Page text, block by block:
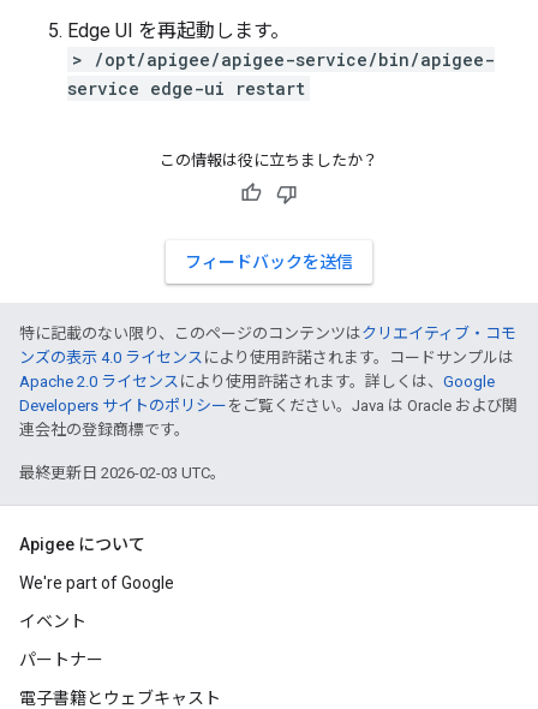
Edge UI を再起動します。
> /opt/apigee/apigee-service/bin/apigee-
service edge-ui restart
この情報は役に立ちましたか？
フィードバックを送信
特に記載のない限り、このページのコンテンツはクリエイティブ・コモ
ンズの表示 4.0 ライセンス により使用許諾されます。コードサンプルは
Apache 2.0 ライセンス により使用許諾されます。詳しくは、 Google
Developers サイトのポリシー をご覧ください。Java は Oracle および関
連会社の登録商標です。
最終更新日 2026-02-03 UTC。
Apigee について
We're part of Google
イベント
パートナー
電子書籍とウェブキャスト